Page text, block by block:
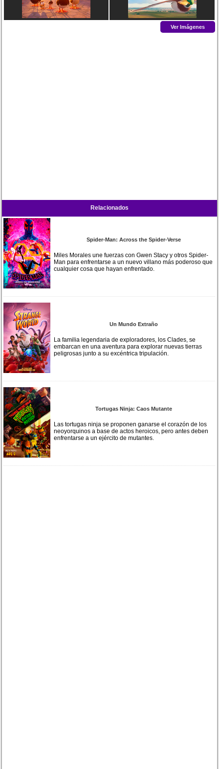
Ver Imágenes
Relacionados
Spider-Man: Across the Spider-Verse
Miles Morales une fuerzas con Gwen Stacy y otros Spider-
Man para enfrentarse a un nuevo villano más poderoso que
cualquier cosa que hayan enfrentado.
Un Mundo Extraño
La familia legendaria de exploradores, los Clades, se
embarcan en una aventura para explorar nuevas tierras
peligrosas junto a su excéntrica tripulación.
Tortugas Ninja: Caos Mutante
Las tortugas ninja se proponen ganarse el corazón de los
neoyorquinos a base de actos heroicos, pero antes deben
enfrentarse a un ejército de mutantes.